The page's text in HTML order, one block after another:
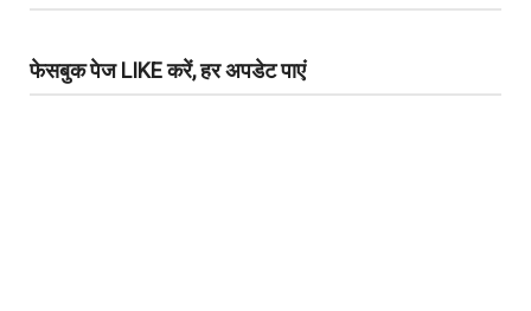
फेसबुक पेज LIKE करें, हर अपडेट पाएं